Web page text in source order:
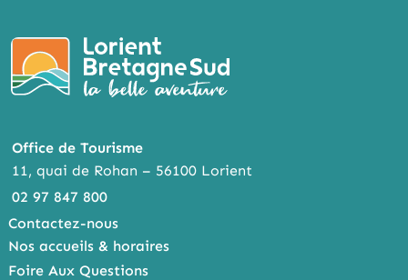
Office de Tourisme
11, quai de Rohan – 56100 Lorient
02 97 847 800
Contactez-nous
Nos accueils & horaires
Foire Aux Questions